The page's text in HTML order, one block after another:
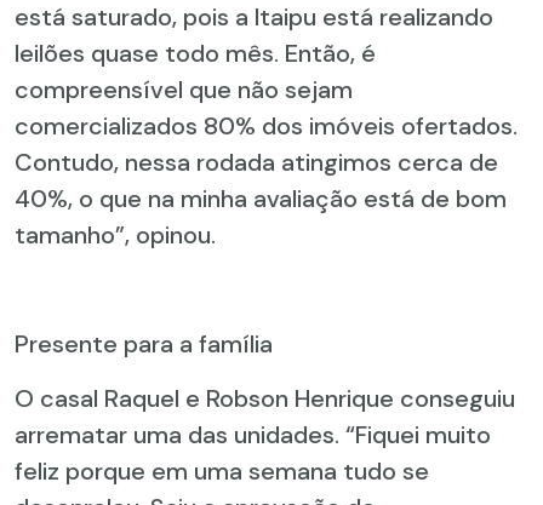
está saturado, pois a Itaipu está realizando
leilões quase todo mês. Então, é
compreensível que não sejam
comercializados 80% dos imóveis ofertados.
Contudo, nessa rodada atingimos cerca de
40%, o que na minha avaliação está de bom
tamanho”, opinou.
Presente para a família
O casal Raquel e Robson Henrique conseguiu
arrematar uma das unidades. “Fiquei muito
feliz porque em uma semana tudo se